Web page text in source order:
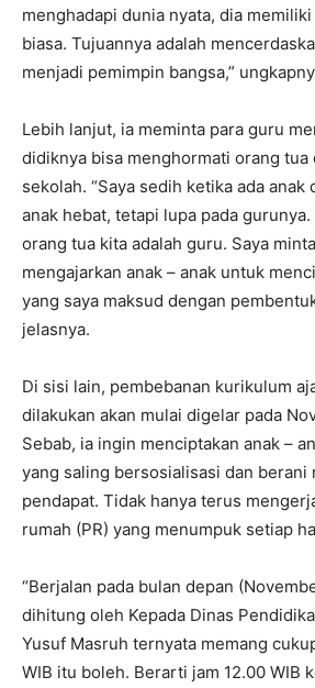
menghadapi dunia nyata, dia
biasa. Tujuannya adalah
menjadi pemimpin bangsa,”
Lebih lanjut, ia meminta para guru
didiknya bisa menghormati orang tua
sekolah. “Saya sedih ketika ada anak
anak hebat, tetapi lupa pada gurunya.
orang tua kita adalah guru. Saya
mengajarkan anak – anak untuk
yang saya maksud dengan
jelasnya.
Di sisi lain, pembebanan kurikulum
dilakukan akan mulai digelar pada
Sebab, ia ingin menciptakan anak –
yang saling bersosialisasi dan berani
pendapat. Tidak hanya terus
rumah (PR) yang menumpuk setiap
“Berjalan pada bulan depan
dihitung oleh Kepada Dinas
Yusuf Masruh ternyata memang
WIB itu boleh. Berarti jam 12.00 WIB